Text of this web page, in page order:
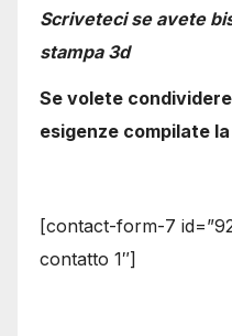
Scriveteci se avete
stampa 3d
Se volete
esigenze compilate
[contact-form-7
contatto 1″]